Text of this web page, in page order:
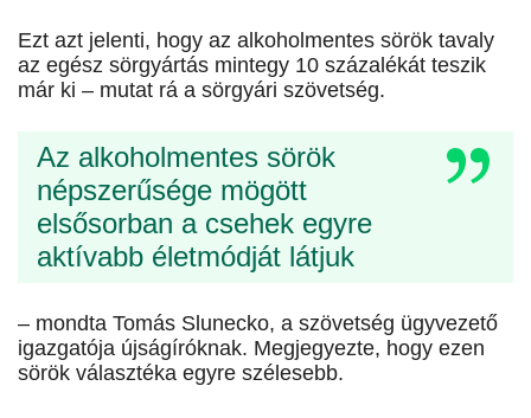
Ezt azt jelenti, hogy az alkoholmentes sörök tavaly
az egész sörgyártás mintegy 10 százalékát teszik
már ki – mutat rá a sörgyári szövetség.
Az alkoholmentes sörök
népszerűsége mögött
elsősorban a csehek egyre
aktívabb életmódját látjuk
– mondta Tomás Slunecko, a szövetség ügyvezető
igazgatója újságíróknak. Megjegyezte, hogy ezen
sörök választéka egyre szélesebb.